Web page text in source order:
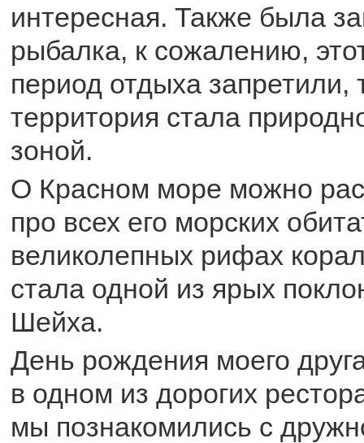
интересная. Также была
рыбалка, к сожалению,
период отдыха запретили,
территория стала
зоной.
О Красном море можно
про всех его морских
великолепных рифах
стала одной из ярых
Шейха.
День рождения моего
в одном из дорогих
мы познакомились с